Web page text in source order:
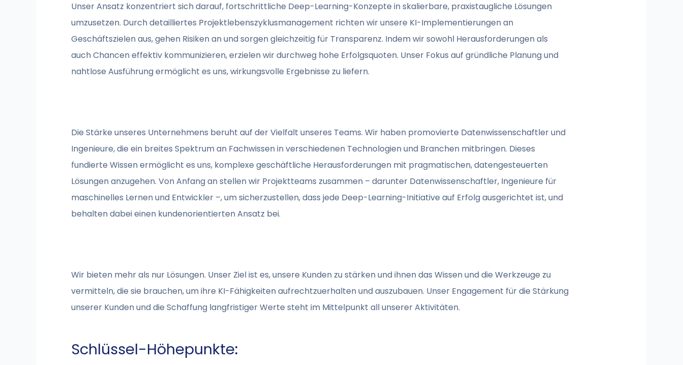
Unser Ansatz konzentriert sich darauf, fortschrittliche Deep-Learning-Konzepte in skalierbare, praxistaugliche Lösungen
umzusetzen. Durch detailliertes Projektlebenszyklusmanagement richten wir unsere KI-Implementierungen an
Geschäftszielen aus, gehen Risiken an und sorgen gleichzeitig für Transparenz. Indem wir sowohl Herausforderungen als
auch Chancen effektiv kommunizieren, erzielen wir durchweg hohe Erfolgsquoten. Unser Fokus auf gründliche Planung und
nahtlose Ausführung ermöglicht es uns, wirkungsvolle Ergebnisse zu liefern.
Die Stärke unseres Unternehmens beruht auf der Vielfalt unseres Teams. Wir haben promovierte Datenwissenschaftler und
Ingenieure, die ein breites Spektrum an Fachwissen in verschiedenen Technologien und Branchen mitbringen. Dieses
fundierte Wissen ermöglicht es uns, komplexe geschäftliche Herausforderungen mit pragmatischen, datengesteuerten
Lösungen anzugehen. Von Anfang an stellen wir Projektteams zusammen – darunter Datenwissenschaftler, Ingenieure für
maschinelles Lernen und Entwickler –, um sicherzustellen, dass jede Deep-Learning-Initiative auf Erfolg ausgerichtet ist, und
behalten dabei einen kundenorientierten Ansatz bei.
Wir bieten mehr als nur Lösungen. Unser Ziel ist es, unsere Kunden zu stärken und ihnen das Wissen und die Werkzeuge zu
vermitteln, die sie brauchen, um ihre KI-Fähigkeiten aufrechtzuerhalten und auszubauen. Unser Engagement für die Stärkung
unserer Kunden und die Schaffung langfristiger Werte steht im Mittelpunkt all unserer Aktivitäten.
Schlüssel-Höhepunkte: